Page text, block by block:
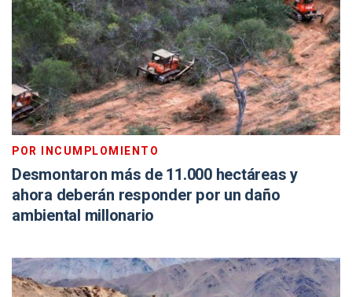
POR INCUMPLOMIENTO
Desmontaron más de 11.000 hectáreas y
ahora deberán responder por un daño
ambiental millonario